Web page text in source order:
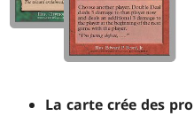
La carte crée des